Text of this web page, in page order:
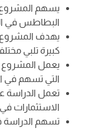
يسهم المشروع
البطاطس في
يهدف المشروع
كبيرة تلبي
يعمل المشروع
التي تسهم في
تعمل الدراسة
الاستثمارات
تسهم الدراسة